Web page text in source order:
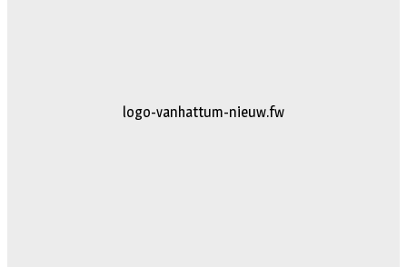
logo-vanhattum-nieuw.fw